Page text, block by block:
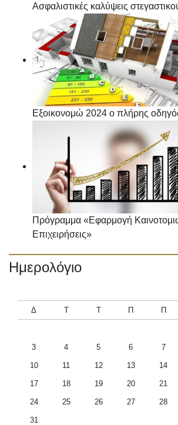
Ασφαλιστικές καλύψεις
Εξοικονομώ 2024 ο πλήρης
Πρόγραμμα «Εφαρμογή
Επιχειρήσεις»
Ημερολόγιο
Δ Τ Τ Π Π
3 4 5 6 7
10 11 12 13 14
17 18 19 20 21
24 25 26 27 28
31